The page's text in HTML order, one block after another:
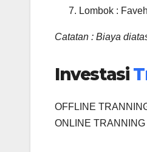
Lombok :
Catatan : Biaya
Investasi
OFFLINE
ONLINE